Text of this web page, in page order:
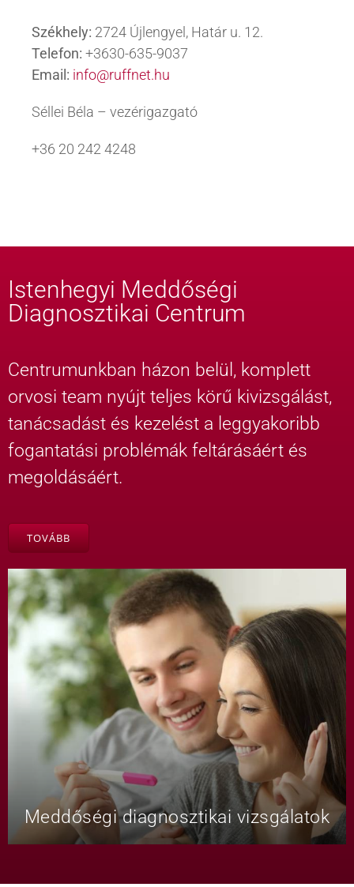
Székhely: 2724 Újlengyel, Határ u. 12.
Telefon: +3630-635-9037
Email: info@ruffnet.hu
Séllei Béla – vezérigazgató
+36 20 242 4248
Istenhegyi Meddőségi
Diagnosztikai Centrum
Centrumunkban házon belül, komplett
orvosi team nyújt teljes körű kivizsgálást,
tanácsadást és kezelést a leggyakoribb
fogantatási problémák feltárásáért és
megoldásáért.
TOVÁBB
Meddőségi diagnosztikai vizsgálatok